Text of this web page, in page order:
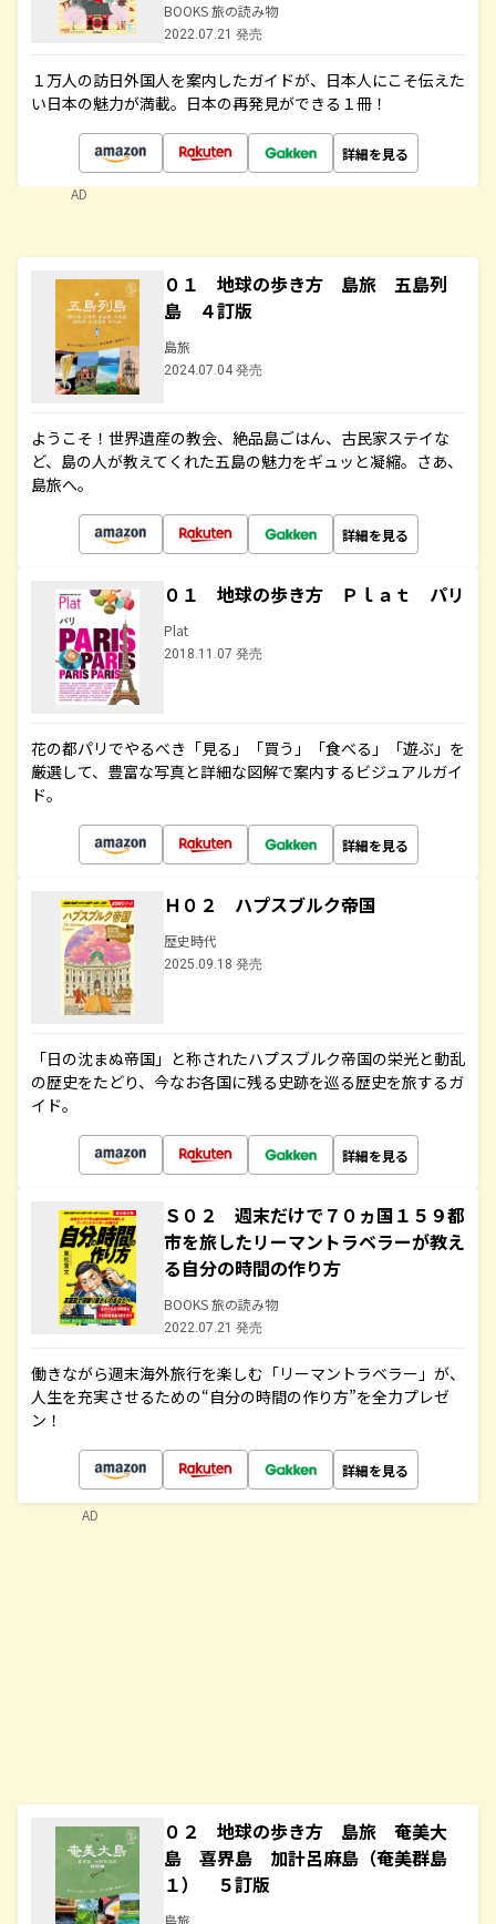
BOOKS 旅の読み物
2022.07.21 発売
１万人の訪日外国人を案内したガイドが、日本人にこそ伝えた
い日本の魅力が満載。日本の再発見ができる１冊！
詳細を見る
AD
０１ 地球の歩き方 島旅 五島列
島 ４訂版
島旅
2024.07.04 発売
ようこそ！世界遺産の教会、絶品島ごはん、古民家ステイな
ど、島の人が教えてくれた五島の魅力をギュッと凝縮。さあ、
島旅へ。
詳細を見る
０１ 地球の歩き方 Ｐｌａｔ パリ
Plat
2018.11.07 発売
花の都パリでやるべき「見る」「買う」「食べる」「遊ぶ」を
厳選して、豊富な写真と詳細な図解で案内するビジュアルガイ
ド。
詳細を見る
Ｈ０２ ハプスブルク帝国
歴史時代
2025.09.18 発売
「日の沈まぬ帝国」と称されたハプスブルク帝国の栄光と動乱
の歴史をたどり、今なお各国に残る史跡を巡る歴史を旅するガ
イド。
詳細を見る
Ｓ０２ 週末だけで７０ヵ国１５９都
市を旅したリーマントラベラーが教え
る自分の時間の作り方
BOOKS 旅の読み物
2022.07.21 発売
働きながら週末海外旅行を楽しむ「リーマントラベラー」が、
人生を充実させるための“自分の時間の作り方”を全力プレゼ
ン！
詳細を見る
０２ 地球の歩き方 島旅 奄美大
島 喜界島 加計呂麻島（奄美群島
１） ５訂版
島旅
AD